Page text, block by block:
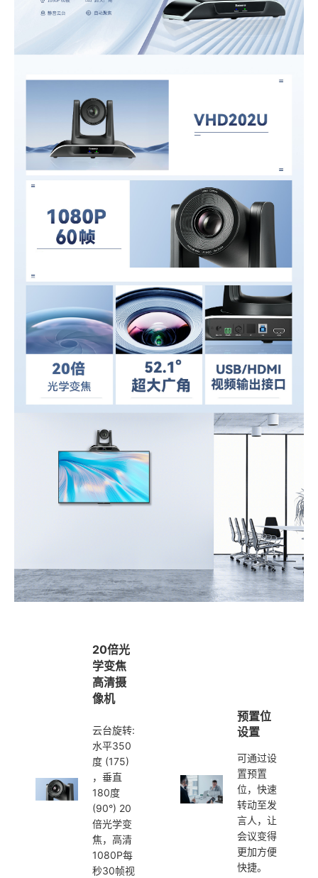
20倍光
学变焦
高清摄
像机
云台旋转:
水平350
度 (175)
，垂直
180度
(90°) 20
倍光学变
焦，高清
1080P每
秒30帧视
预置位
设置
可通过设
置预置
位，快速
转动至发
言人，让
会议变得
更加方便
快捷。